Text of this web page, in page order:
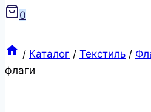
0
/ Каталог / Текстиль /
флаги